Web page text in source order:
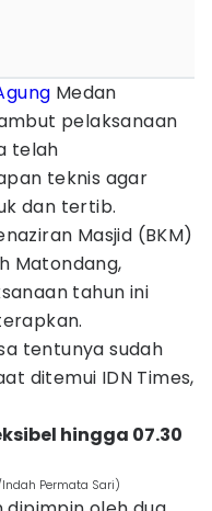
Medan
pelaksanaan
telah
teknis agar
dan tertib.
Masjid (BKM)
Matondang,
tahun ini
tentunya sudah
ditemui IDN Times,
hingga 07.30
Permata Sari)